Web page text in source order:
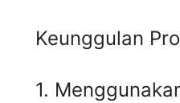
Keunggulan
1.